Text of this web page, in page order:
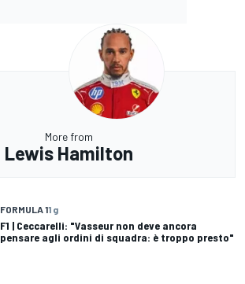
More from
Lewis Hamilton
FORMULA 11 g
F1 | Ceccarelli: "Vasseur non deve ancora
pensare agli ordini di squadra: è troppo presto"